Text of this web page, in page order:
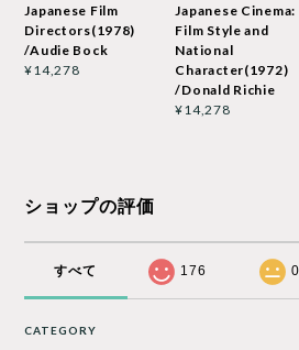
Japanese Film
Directors(1978)
/Audie Bock
¥14,278
Japanese Cinema:
Film Style and
National
Character(1972)
/Donald Richie
¥14,278
ショップの評価
すべて 176 0
CATEGORY